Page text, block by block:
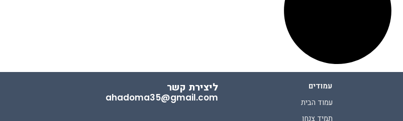
עמודים
עמוד הבית
תמיד צנחן
ליצירת קשר
ahadoma35@gmail.com